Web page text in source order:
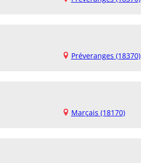
Préveranges (18370)
Marçais (18170)